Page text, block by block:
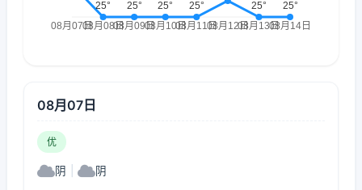
08月07日
优
阴 阴